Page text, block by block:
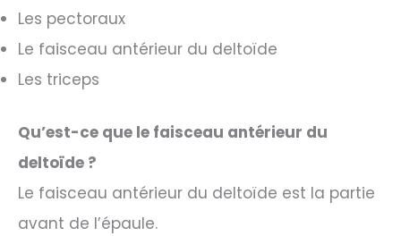
Les pectoraux
Le faisceau antérieur du deltoïde
Les triceps
Qu’est-ce que le faisceau antérieur du
deltoïde ?
Le faisceau antérieur du deltoïde est la partie
avant de l’épaule.